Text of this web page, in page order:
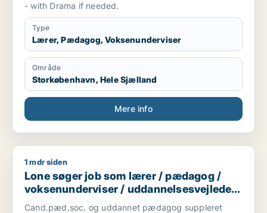
- with Drama if needed.
Type
Lærer, Pædagog, Voksenunderviser
Område
Storkøbenhavn, Hele Sjælland
Mere info
Lone søger job som lærer / pædagog / voksenunderviser /
1 mdr siden
Lone søger job som lærer / pædagog /
voksenunderviser / uddannelsesvejleder /
karriererådgiver
Cand.pæd.soc. og uddannet pædagog suppleret